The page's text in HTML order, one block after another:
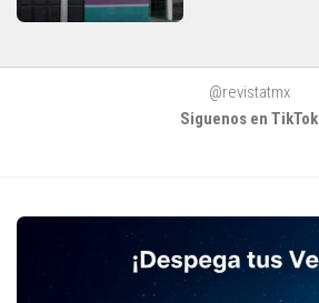
@revistatmx
Siguenos en TikTok